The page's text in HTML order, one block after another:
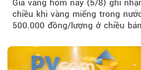
Giá vàng hôm nay (5/8) ghi
chiều khi vàng miếng trong
500.000 đồng/lượng ở chiều
thương hiệu.